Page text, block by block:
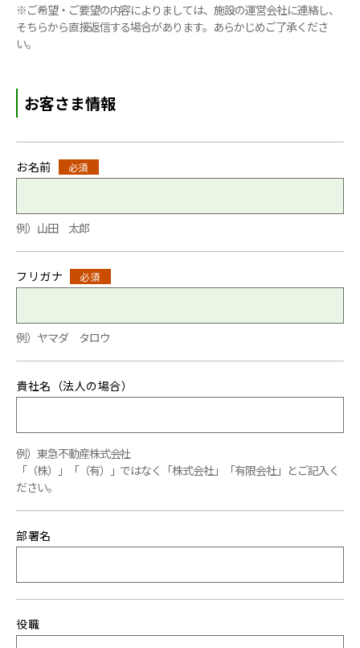
※ご希望・ご要望の内容によりましては、施設の運営会社に連絡し、
そちらから直接返信する場合があります。あらかじめご了承くださ
い。
お客さま情報
お名前 必須
例）山田 太郎
フリガナ 必須
例）ヤマダ タロウ
貴社名（法人の場合）
例）東急不動産株式会社
「（株）」「（有）」ではなく「株式会社」「有限会社」とご記入く
ださい。
部署名
役職